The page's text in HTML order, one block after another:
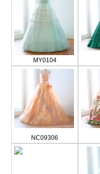
MY0104
NC09306